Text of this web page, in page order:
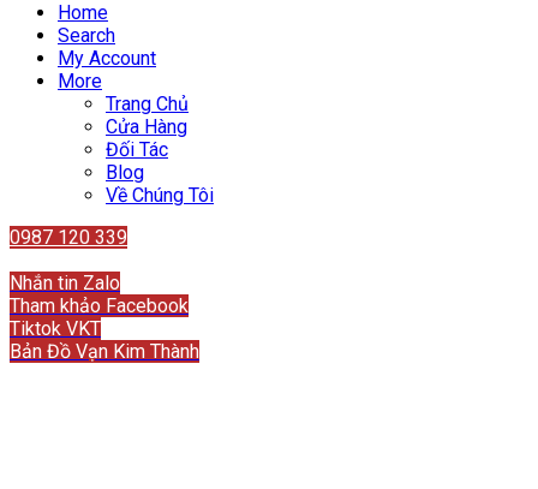
Home
Search
My Account
More
Trang Chủ
Cửa Hàng
Đối Tác
Blog
Về Chúng Tôi
0987 120 339
Nhắn tin Zalo
Tham khảo Facebook
Tiktok VKT
Bản Đồ Vạn Kim Thành